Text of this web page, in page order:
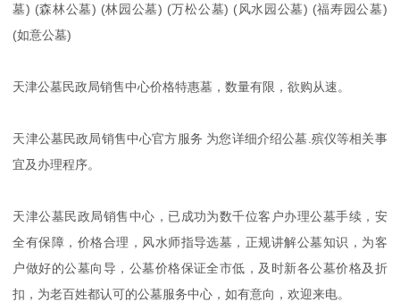
墓) (森林公墓) (林园公墓) (万松公墓) (风水园公墓) (福寿园公墓)
(如意公墓)
天津公墓民政局销售中心价格特惠墓，数量有限，欲购从速。
天津公墓民政局销售中心官方服务 为您详细介绍公墓.殡仪等相关事
宜及办理程序。
天津公墓民政局销售中心，已成功为数千位客户办理公墓手续，安
全有保障，价格合理，风水师指导选墓，正规讲解公墓知识，为客
户做好的公墓向导，公墓价格保证全市低，及时新各公墓价格及折
扣，为老百姓都认可的公墓服务中心，如有意向，欢迎来电。